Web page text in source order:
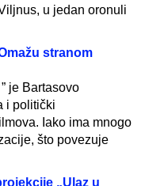
u jedan oronuli
stranom
je Bartasovo
i politički
Iako ima mnogo
što povezuje
„Ulaz u